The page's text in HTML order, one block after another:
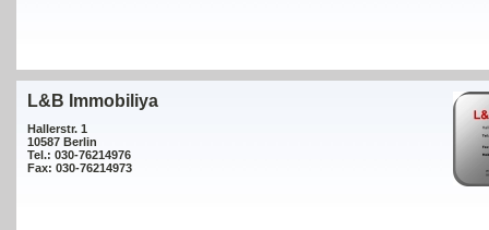
L&B Immobiliya
Hallerstr. 1
10587 Berlin
Tel.: 030-76214976
Fax: 030-76214973